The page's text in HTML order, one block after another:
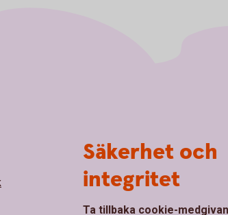
Säkerhet och
integritet
Ta tillbaka cookie-